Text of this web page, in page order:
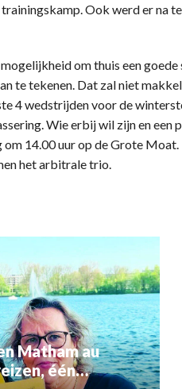
Ook werd er na
om thuis een
te tekenen. Dat zal niet
4 wedstrijden voor de
Wie erbij wil zijn en
14.00 uur op de Grote
het arbitrale trio.
Matham au
één